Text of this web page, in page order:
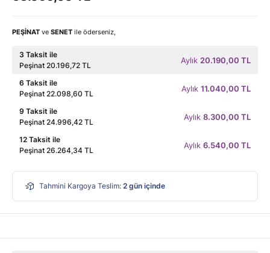
PEŞİNAT ve SENET ile öderseniz,
3 Taksit ile
Peşinat 20.196,72 TL
Aylık 20.190,00 TL
6 Taksit ile
Peşinat 22.098,60 TL
Aylık 11.040,00 TL
9 Taksit ile
Peşinat 24.996,42 TL
Aylık 8.300,00 TL
12 Taksit ile
Peşinat 26.264,34 TL
Aylık 6.540,00 TL
Tahmini Kargoya Teslim: 2 gün içinde